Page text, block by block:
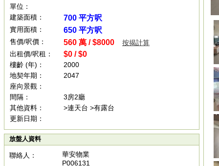
單位：
建築面積：
700 平方呎
實用面積： 650 平方呎
售價/呎價： 560 萬 / $8000
按揭計算
出租價/呎租：
$0 / $0
樓齡 (年)：
2000
地契年期：
2047
座向景觀：
間隔：
3房2廳
其他資料：
>連天台 >有露台
更新日期：
放盤人資料
聯絡人：
華安物業
P006131